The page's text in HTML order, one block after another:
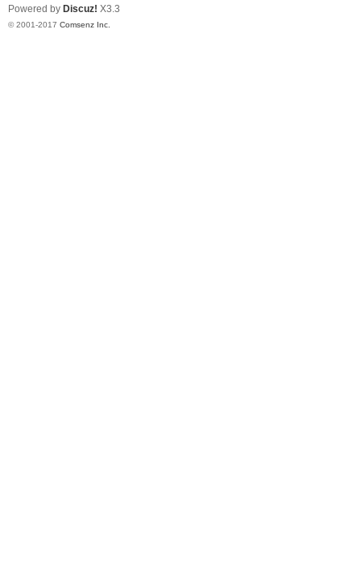
Powered by Discuz! X3.3
© 2001-2017 Comsenz Inc.